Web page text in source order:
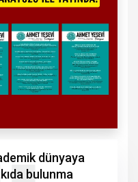
dünyaya
bulunma